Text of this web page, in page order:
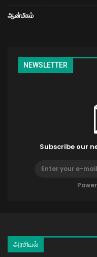
ஆன்மீகம்
NEWSLETTER
Subscribe our
அரசியல்